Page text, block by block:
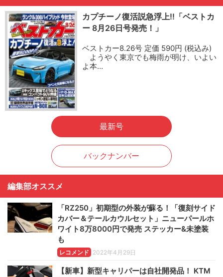
カプチーノ復活説急浮上!!「ベストカ
ー 8月26日号発売！」
ベストカー8.26号 定価 590円 (税込み)
ようやく東京でも梅雨が明け、いよい
よ本…
最新号
バックナンバー
編集部オススメ
「RZ250」初期型の外装が蘇る！「復刻サイド
カバー＆テールカウルセット」ニューパールホ
ワイト8万8000円で発売 ステッカー&未塗装
も
レコメンド 2022年4月29日
【新車】新型キャリパーは自社開発品！ KTM